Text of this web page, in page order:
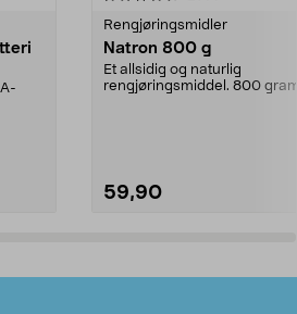
Rengjøringsmidler
Natron 800 g
Et allsidig og naturlig
rengjøringsmiddel. 800 gram
59,90